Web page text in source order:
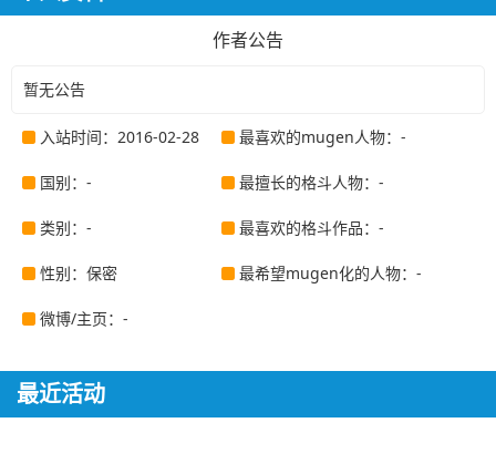
作者公告
暂无公告
入站时间：2016-02-28
国别：-
类别：-
性别：保密
微博/主页：-
最喜欢的mugen人物：-
最擅长的格斗人物：-
最喜欢的格斗作品：-
最希望mugen化的人物：-
最近活动